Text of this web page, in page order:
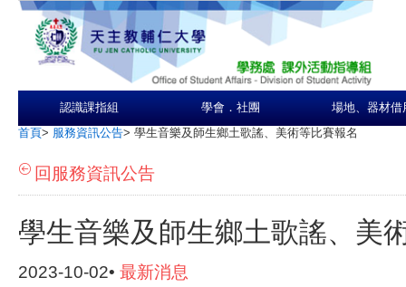
認識課指組 學會．社團 場地、器材借
首頁> 服務資訊公告> 學生音樂及師生鄉土歌謠、美術等比賽報名
回服務資訊公告
學生音樂及師生鄉土歌謠、美
2023-10-02• 最新消息